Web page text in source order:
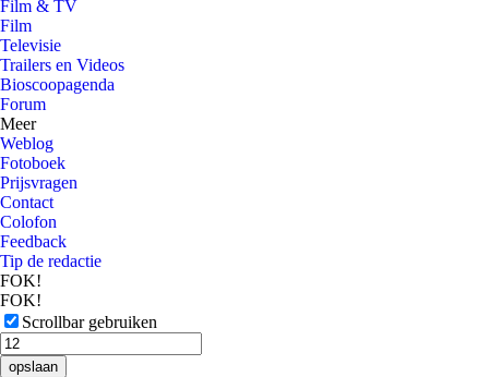
Film & TV
Film
Televisie
Trailers en Videos
Bioscoopagenda
Forum
Meer
Weblog
Fotoboek
Prijsvragen
Contact
Colofon
Feedback
Tip de redactie
FOK!
FOK!
Scrollbar gebruiken
opslaan